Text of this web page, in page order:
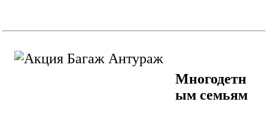
Многодетн
ым семьям